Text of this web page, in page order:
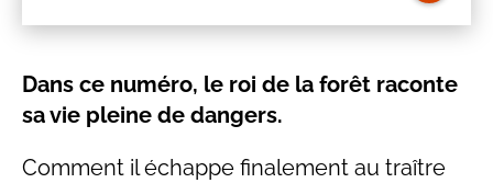
Dans ce numéro, le roi de la forêt raconte
sa vie pleine de dangers.
Comment il échappe finalement au traître